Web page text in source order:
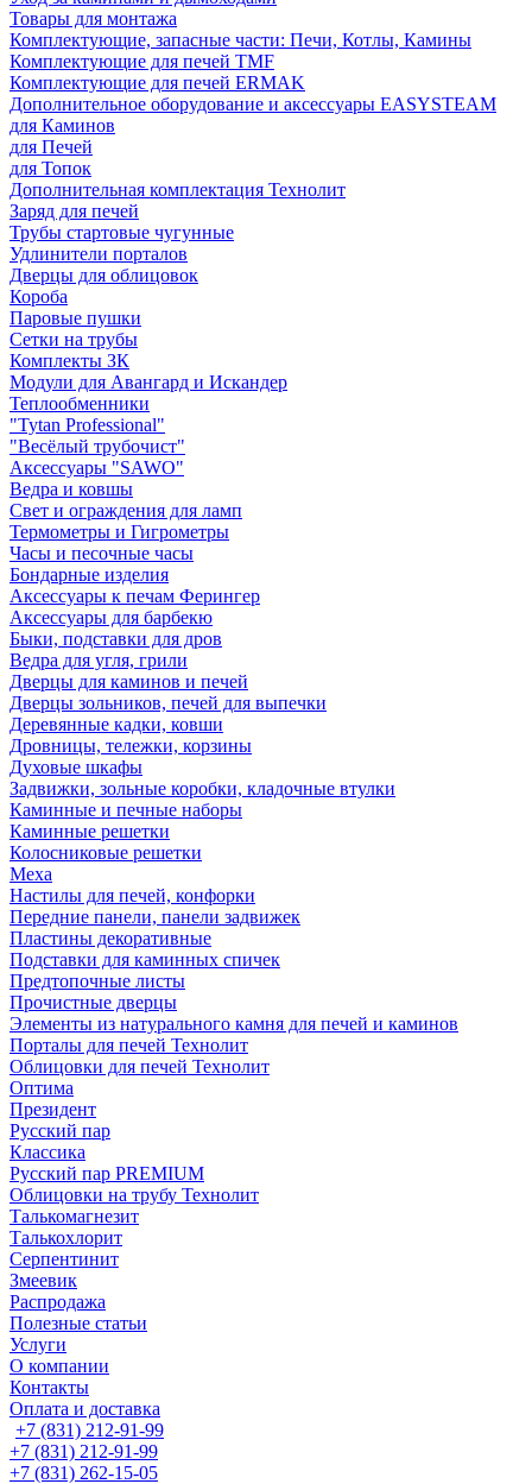
Товары для монтажа
Комплектующие, запасные части: Печи, Котлы, Камины
Комплектующие для печей TMF
Комплектующие для печей ERMAK
Дополнительное оборудование и аксессуары EASYSTEAM
для Каминов
для Печей
для Топок
Дополнительная комплектация Технолит
Заряд для печей
Трубы стартовые чугунные
Удлинители порталов
Дверцы для облицовок
Короба
Паровые пушки
Сетки на трубы
Комплекты ЗК
Модули для Авангард и Искандер
Теплообменники
"Tytan Professional"
"Весёлый трубочист"
Аксессуары "SAWO"
Ведра и ковшы
Свет и ограждения для ламп
Термометры и Гигрометры
Часы и песочные часы
Бондарные изделия
Аксессуары к печам Ферингер
Аксессуары для барбекю
Быки, подставки для дров
Ведра для угля, грили
Дверцы для каминов и печей
Дверцы зольников, печей для выпечки
Деревянные кадки, ковши
Дровницы, тележки, корзины
Духовые шкафы
Задвижки, зольные коробки, кладочные втулки
Каминные и печные наборы
Каминные решетки
Колосниковые решетки
Меха
Настилы для печей, конфорки
Передние панели, панели задвижек
Пластины декоративные
Подставки для каминных спичек
Предтопочные листы
Прочистные дверцы
Элементы из натурального камня для печей и каминов
Порталы для печей Технолит
Облицовки для печей Технолит
Оптима
Президент
Русский пар
Классика
Русский пар PREMIUM
Облицовки на трубу Технолит
Талькомагнезит
Талькохлорит
Серпентинит
Змеевик
Распродажа
Полезные статьи
Услуги
О компании
Контакты
Оплата и доставка
+7 (831) 212-91-99
+7 (831) 212-91-99
+7 (831) 262-15-05